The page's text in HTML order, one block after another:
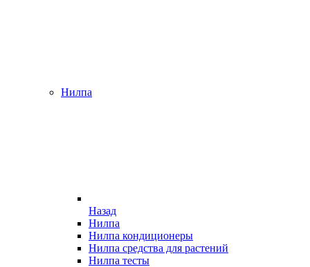
Нилпа
Назад
Нилпа
Нилпа кондиционеры
Нилпа средства для растений
Нилпа тесты